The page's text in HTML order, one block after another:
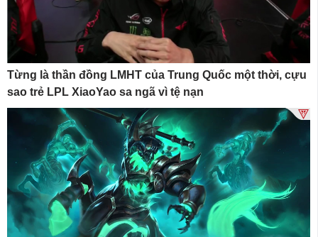
Từng là thần đồng LMHT của Trung Quốc một thời, cựu
sao trẻ LPL XiaoYao sa ngã vì tệ nạn